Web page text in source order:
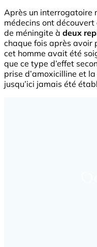
Après un interrogatoire
médecins ont
de méningite à deux
chaque fois après avoir
cet homme avait été
que ce type d’effet
prise d’amoxicilline et
jusqu’ici jamais été